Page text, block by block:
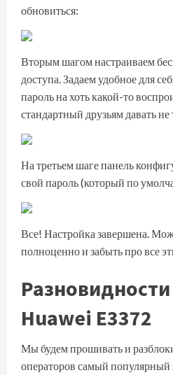
обновиться:
Вторым шагом настраиваем
доступа. Задаем удобное для
пароль на хоть какой-то
стандартный друзьям давать
На третьем шаге панель
свой пароль (который по
Все! Настройка завершена.
полноценно и забыть про все
Huawei E3372
Мы будем прошивать и
операторов самый